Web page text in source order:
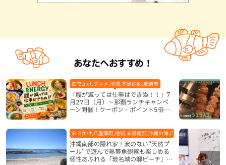
あなたへおすすめ！
「腹が減っては仕事はできぬ！！」7
月27日（月）〜那覇ランチキャンペ
ーン開催！クーポン・ポイント5倍・
おでかけ,グルメ,地域,本島南部,那覇市
沖縄南部の隠れ家！波のない“天然プ
ール”で遊んで熱帯魚観察も楽しめる
個性あふれる「玻名城の郷ビーチ」
おでかけ,八重瀬町,地域,本島南部,沖縄の海,自然